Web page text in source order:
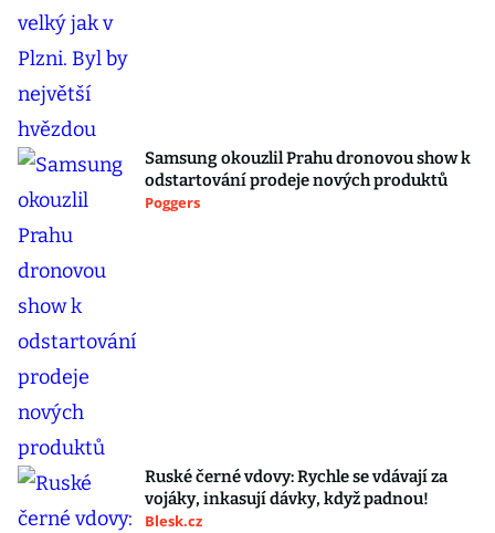
Samsung okouzlil Prahu dronovou show k
odstartování prodeje nových produktů
Poggers
Ruské černé vdovy: Rychle se vdávají za
vojáky, inkasují dávky, když padnou!
Blesk.cz